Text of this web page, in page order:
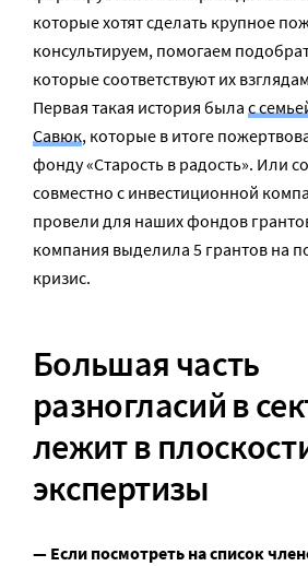
которые хотят сделать крупное
консультируем, помогаем
которые соответствуют их
Первая такая история была с
Савюк, которые в итоге
фонду «Старость в радость». Или
совместно с инвестиционной
провели для наших фондов
компания выделила 5 грантов на
кризис.
Большая часть
разногласий в
лежит в
экспертизы
— Если посмотреть на список